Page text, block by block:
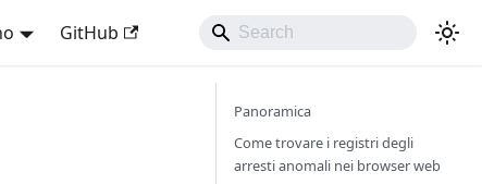
GitHub
Panoramica
Come trovare i registri degli
arresti anomali nei browser web